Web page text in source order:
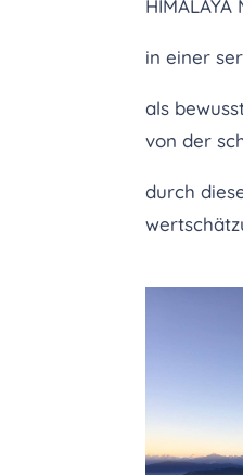
HIMALAYA
in einer
als
von der
durch